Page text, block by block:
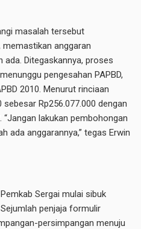
masalah tersebut
memastikan anggaran
ada. Ditegaskannya, proses
pengesahan PAPBD,
2010. Menurut rinciaan
sebesar Rp256.077.000 dengan
lakukan pembohongan
ada anggarannya,” tegas Erwin
Sergai mulai sibuk
penjaja formulir
persimpangan menuju